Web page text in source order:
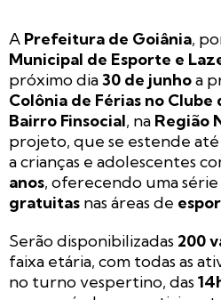
A Prefeitura de Goiânia,
Municipal de Esporte e
próximo dia30 de junhoa
Colônia de Férias no Clube
Bairro Finsocial, na Região
projeto, que se estende até
a crianças e adolescentes
anos, oferecendo uma
gratuitas nas áreas de
Serão disponibilizadas 200
faixa etária, com todas as
no turno vespertino, das